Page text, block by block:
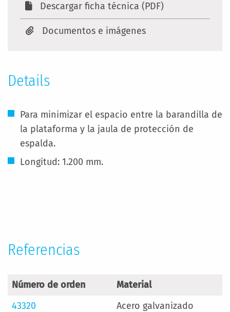
Descargar ficha técnica (PDF)
Documentos e imágenes
Details
Para minimizar el espacio entre la barandilla de
la plataforma y la jaula de protección de
espalda.
Longitud: 1.200 mm.
Referencias
Número de orden
Material
43320
Acero galvanizado